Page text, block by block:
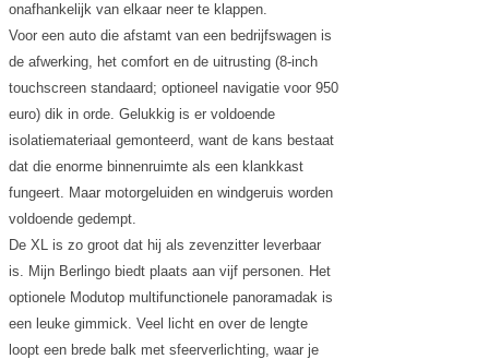
onafhankelijk van elkaar neer te klappen.
Voor een auto die afstamt van een bedrijfswagen is
de afwerking, het comfort en de uitrusting (8-inch
touchscreen standaard; optioneel navigatie voor 950
euro) dik in orde. Gelukkig is er voldoende
isolatiemateriaal gemonteerd, want de kans bestaat
dat die enorme binnenruimte als een klankkast
fungeert. Maar motorgeluiden en windgeruis worden
voldoende gedempt.
De XL is zo groot dat hij als zevenzitter leverbaar
is. Mijn Berlingo biedt plaats aan vijf personen. Het
optionele Modutop multifunctionele panoramadak is
een leuke gimmick. Veel licht en over de lengte
loopt een brede balk met sfeerverlichting, waar je